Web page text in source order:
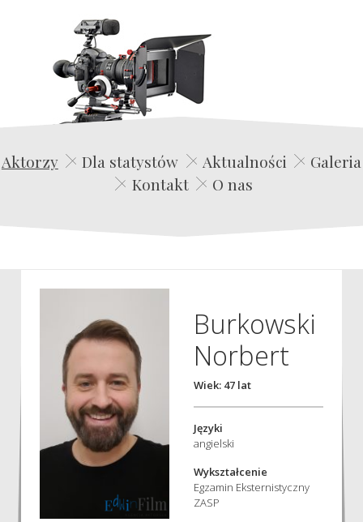
Edwin Film Agencja Aktorska
Aktorzy Dla statystów Aktualności
Galeria
Kontakt
O nas
Burkowski
Norbert
Wiek: 47 lat
Języki
angielski
Wykształcenie
Egzamin Eksternistyczny
ZASP